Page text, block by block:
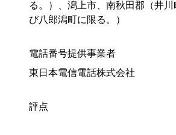
る。）、潟上市、南秋田郡（井川
び八郎潟町に限る。）
電話番号提供事業者
東日本電信電話株式会社
評点